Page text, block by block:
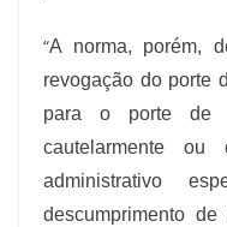
“A norma, porém,
revogação do porte
para o porte de
cautelarmente ou
administrativo
descumprimento